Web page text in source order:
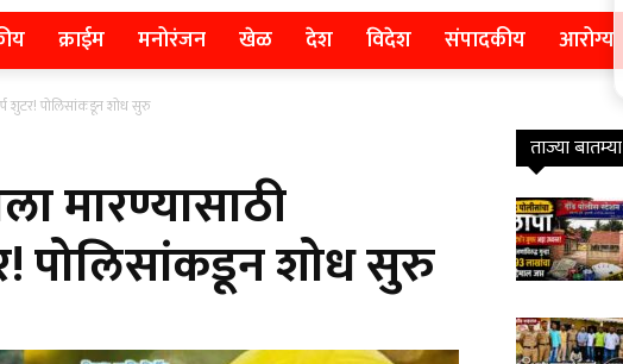
क्राईम मनोरंजन खेळ देश विदेश संपादकीय आरोग्य
शुटर! पोलिसांकडून शोध सुरु
मारण्यासाठी
पोलिसांकडून शोध सुरु
ताज्या बातम्या